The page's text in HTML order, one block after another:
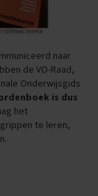
naar
de VO-Raad,
Onderwijsgids
is dus
het
te leren,